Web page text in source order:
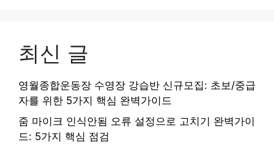
최신 글
영월종합운동장 수영장 강습반 신규모집: 초보/중급
자를 위한 5가지 핵심 완벽가이드
줌 마이크 인식안됨 오류 설정으로 고치기 완벽가이
드: 5가지 핵심 점검